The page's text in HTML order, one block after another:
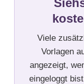
Viele
Vorlagen
angezeigt,
eingeloggt